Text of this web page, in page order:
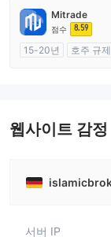
외환 거래 라이선스
마스터 레이블 MT4
Mitrade
점수 8.59
15-20년
호주 규제
웹사이트 감정
서버 IP